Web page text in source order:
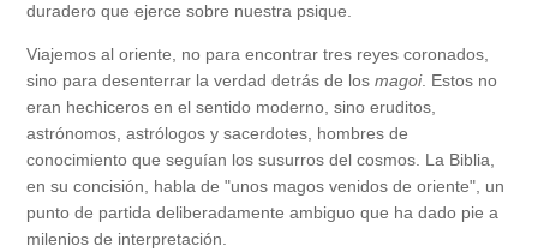
duradero que ejerce sobre nuestra psique.
Viajemos al oriente, no para encontrar tres reyes coronados,
sino para desenterrar la verdad detrás de los magoi. Estos no
eran hechiceros en el sentido moderno, sino eruditos,
astrónomos, astrólogos y sacerdotes, hombres de
conocimiento que seguían los susurros del cosmos. La Biblia,
en su concisión, habla de "unos magos venidos de oriente", un
punto de partida deliberadamente ambiguo que ha dado pie a
milenios de interpretación.